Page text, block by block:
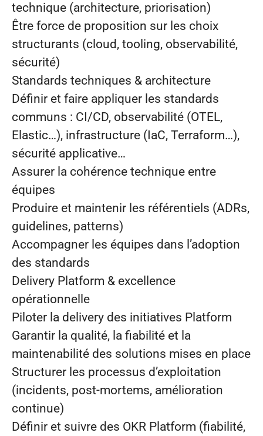
technique (architecture, priorisation)
Être force de proposition sur les choix
structurants (cloud, tooling, observabilité,
sécurité)
Standards techniques & architecture
Définir et faire appliquer les standards
communs : CI/CD, observabilité (OTEL,
Elastic…), infrastructure (IaC, Terraform…),
sécurité applicative…
Assurer la cohérence technique entre
équipes
Produire et maintenir les référentiels (ADRs,
guidelines, patterns)
Accompagner les équipes dans l’adoption
des standards
Delivery Platform & excellence
opérationnelle
Piloter la delivery des initiatives Platform
Garantir la qualité, la fiabilité et la
maintenabilité des solutions mises en place
Structurer les processus d’exploitation
(incidents, post-mortems, amélioration
continue)
Définir et suivre des OKR Platform (fiabilité,